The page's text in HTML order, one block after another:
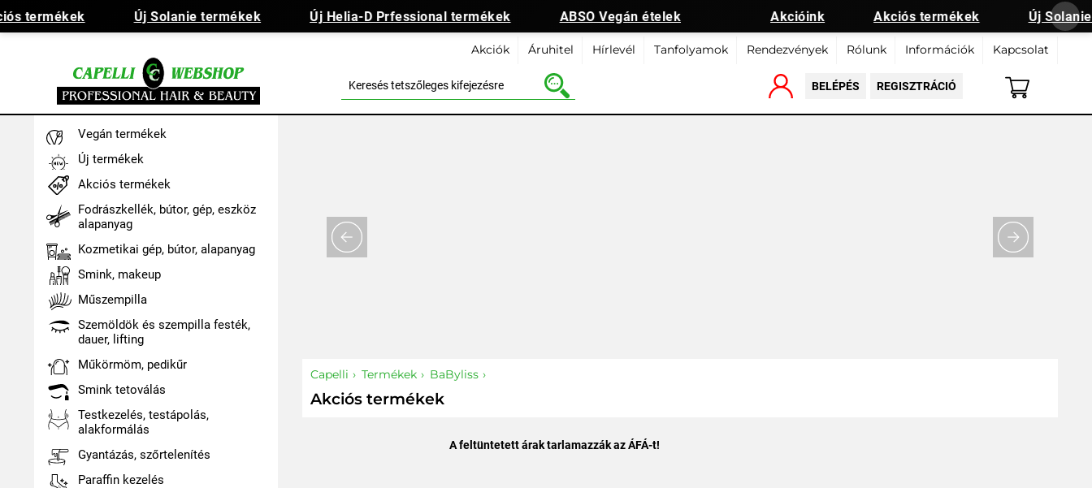
termékek Új Solanie termékek Új Helia-D Prfessional termékek ABSO Vegán ételek Akcióink Akciós termékek Új Solanie
BELÉPÉS REGISZTRÁCIÓ
Akciók Áruhitel Hírlevél Tanfolyamok Rendezvények Rólunk Információk Kapcsolat
Vegán termékek
Új termékek
Akciós termékek
Fodrászkellék, bútor, gép, eszköz
alapanyag
Kozmetikai gép, bútor, alapanyag
Smink, makeup
Műszempilla
Szemöldök és szempilla festék,
dauer, lifting
Műkörmöm, pedikűr
Smink tetoválás
Testkezelés, testápolás,
alakformálás
Gyantázás, szőrtelenítés
Paraffin kezelés
Capelli Termékek BaByliss
Akciós termékek
A feltüntetett árak tarlamazzák az ÁFÁ-t!